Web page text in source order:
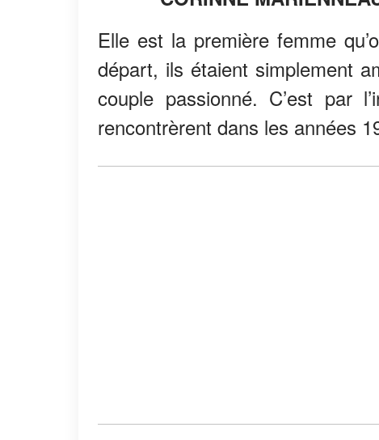
Elle est la première femme
départ, ils étaient simplement
couple passionné. C’est par
rencontrèrent dans les années